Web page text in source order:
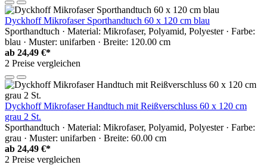
Dyckhoff Mikrofaser Sporthandtuch 60 x 120 cm blau
Sporthandtuch · Material: Mikrofaser, Polyamid, Polyester · Farbe:
blau · Muster: unifarben · Breite: 120.00 cm
ab 24,49 €*
2 Preise vergleichen
Dyckhoff Mikrofaser Handtuch mit Reißverschluss 60 x 120 cm
grau 2 St.
Sporthandtuch · Material: Mikrofaser, Polyamid, Polyester · Farbe:
grau · Muster: unifarben · Breite: 60.00 cm
ab 24,49 €*
2 Preise vergleichen